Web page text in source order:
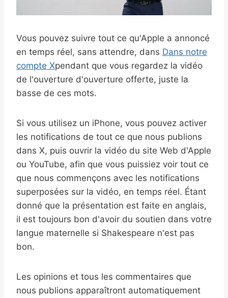
Vous pouvez suivre tout ce qu'Apple a annoncé
en temps réel, sans attendre, dans Dans notre
compte Xpendant que vous regardez la vidéo
de l'ouverture d'ouverture offerte, juste la
basse de ces mots.
Si vous utilisez un iPhone, vous pouvez activer
les notifications de tout ce que nous publions
dans X, puis ouvrir la vidéo du site Web d'Apple
ou YouTube, afin que vous puissiez voir tout ce
que nous commençons avec les notifications
superposées sur la vidéo, en temps réel. Étant
donné que la présentation est faite en anglais,
il est toujours bon d'avoir du soutien dans votre
langue maternelle si Shakespeare n'est pas
bon.
Les opinions et tous les commentaires que
nous publions apparaîtront automatiquement